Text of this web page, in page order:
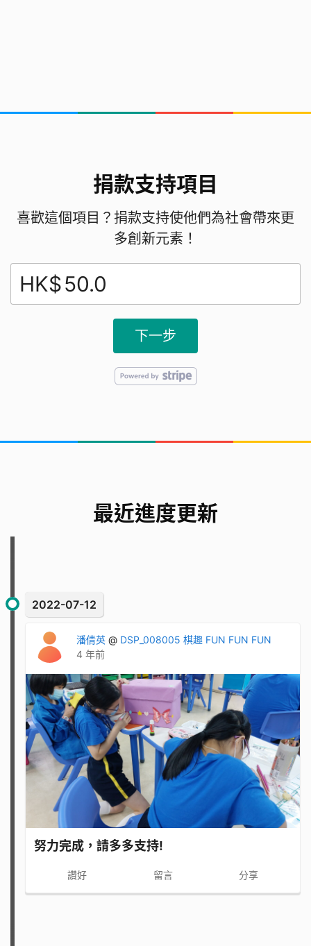
捐款支持項目
喜歡這個項目？捐款支持使他們為社會帶來更
多創新元素！
HK$
下一步
最近進度更新
2022-07-12
潘倩英 @ DSP_008005 棋趣 FUN FUN FUN
4 年前
努力完成，請多多支持!
讚好 留言 分享